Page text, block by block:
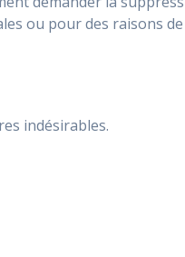
ou pour des raisons
indésirables.